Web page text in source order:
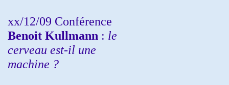
xx/12/09 Conférence
Benoit Kullmann : le
cerveau est-il une
machine ?